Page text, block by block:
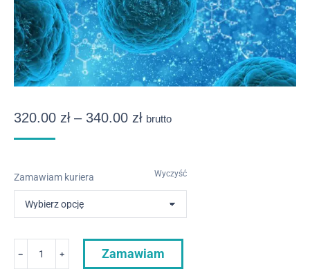
320.00 zł – 340.00 złZakres
320.00 zł
340.00 zł
brutto
Zamawiam kuriera Wyczyść
Pakiet
﹣ ﹢ Zamawiam